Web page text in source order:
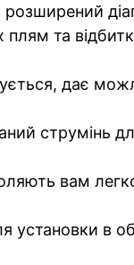
та
дає
струмінь
вам легко
установки в